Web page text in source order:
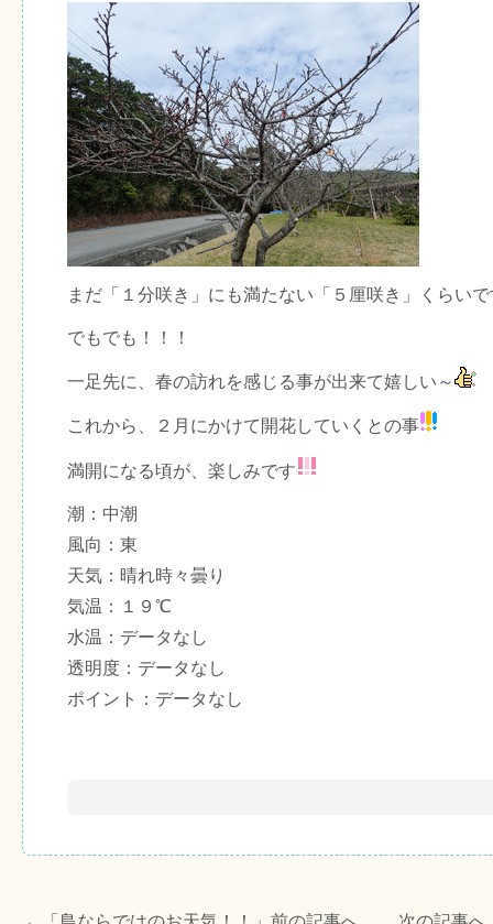
まだ「１分咲き」にも満たない「５厘咲き」くらい
でもでも！！！
一足先に、春の訪れを感じる事が出来て嬉しい～
これから、２月にかけて開花していくとの事
満開になる頃が、楽しみです
潮：中潮
風向：東
天気：晴れ時々曇り
気温：１９℃
水温：データなし
透明度：データなし
ポイント：データなし